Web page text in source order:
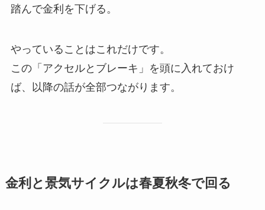
踏んで金利を下げる。
やっていることはこれだけです。
この「アクセルとブレーキ」を頭に入れておけ
ば、以降の話が全部つながります。
金利と景気サイクルは春夏秋冬で回る